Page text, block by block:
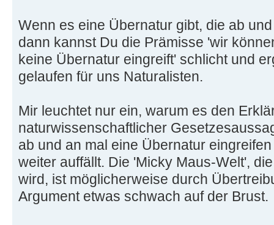
Wenn es eine Übernatur gibt, die ab
dann kannst Du die Prämisse 'wir
keine Übernatur eingreift' schlicht und
gelaufen für uns Naturalisten.
Mir leuchtet nur ein, warum es den
naturwissenschaftlicher
ab und an mal eine Übernatur
weiter auffällt. Die 'Micky Maus-Welt',
wird, ist möglicherweise durch
Argument etwas schwach auf der Brust.